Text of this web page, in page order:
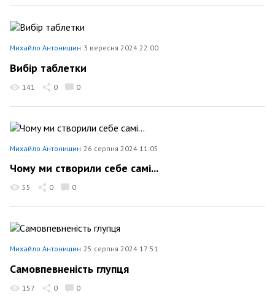
Михайло Антонишин 3 вересня 2024 22:00
Вибір таблетки
141 0 0
Михайло Антонишин 26 серпня 2024 11:05
Чому ми створили себе самі...
55 0 0
Михайло Антонишин 25 серпня 2024 17:51
Самовпевненість глупця
157 0 0